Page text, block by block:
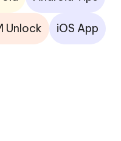
Unlock iOS App